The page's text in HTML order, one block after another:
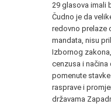
29 glasova imali
Čudno je da
redovno prelaze
mandata, nisu
Izbornog
cenzusa i načina
pomenute
rasprave i
državama